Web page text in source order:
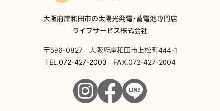
大阪府岸和田市の太陽光発電・蓄電池専門店
ライフサービス株式会社
〒596-0827 大阪府岸和田市上松町444-1
TEL.072-427-2003 FAX.072-427-2004